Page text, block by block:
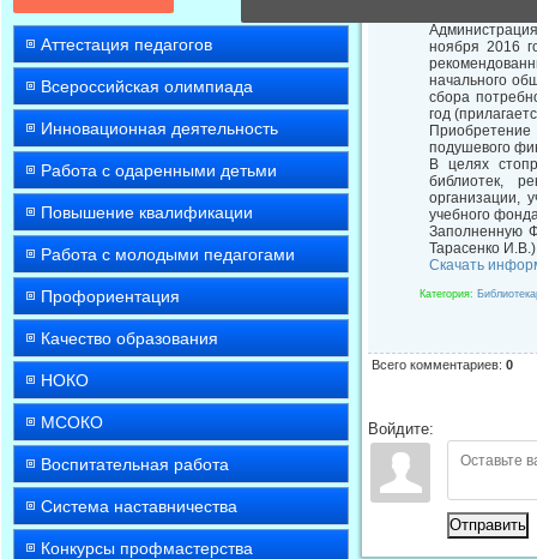
Аттестация педагогов
Всероссийская олимпиада
Инновационная деятельность
Работа с одаренными детьми
Повышение квалификации
Работа с молодыми педагогами
Профориентация
Качество образования
НОКО
МСОКО
Воспитательная работа
Система наставничества
Конкурсы профмастерства
ноября 2016
начального
сбора
год
Приобретение
подушевого
В целях
библиотек,
организации,
учебного
Заполненную
Тарасенко
Скачать
Категория:
Всего комментариев: 0
Войдите:
Отправить